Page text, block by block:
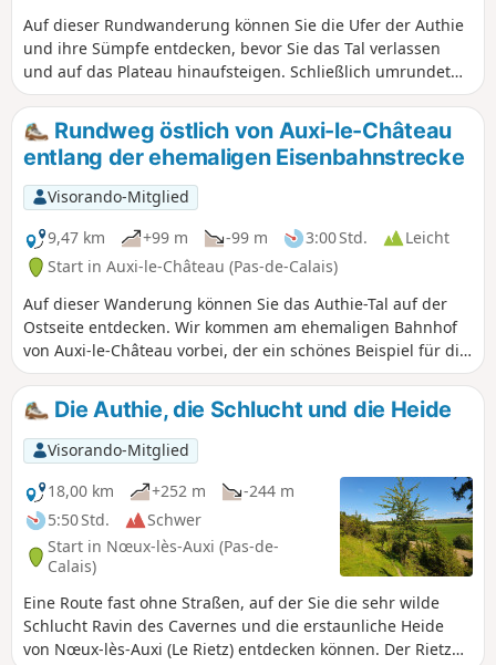
Auf dieser Rundwanderung können Sie die Ufer der Authie
und ihre Sümpfe entdecken, bevor Sie das Tal verlassen
und auf das Plateau hinaufsteigen. Schließlich umrundet
sie das Naturschutzgebiet Pâture Mille Trous. Sehr schöner
Ausblick auf Auxi-le-Château und seine denkmalgeschützte
Kirche aus dem 15. Jahrhundert.
Rundweg östlich von Auxi-le-Château
entlang der ehemaligen Eisenbahnstrecke
Visorando-Mitglied
9,47 km
+99 m -99 m 3:00 Std.
Leicht
Start in Auxi-le-Château (Pas-de-Calais)
Auf dieser Wanderung können Sie das Authie-Tal auf der
Ostseite entdecken. Wir kommen am ehemaligen Bahnhof
von Auxi-le-Château vorbei, der ein schönes Beispiel für die
Restaurierung und Umnutzung des bestehenden
Kulturerbes ist. Bemerkenswert ist auch der kleine
Soldatenfriedhof, der uns auch hier an die Schrecken des
Krieges erinnert. Genießen Sie schließlich die herrliche
Aussicht auf das Tal und die charmante Stadt Auxi.
Die Authie, die Schlucht und die Heide
Visorando-Mitglied
18,00 km
+252 m
-244 m
5:50 Std.
Schwer
Start in Nœux-lès-Auxi (Pas-de-
Calais)
Eine Route fast ohne Straßen, auf der Sie die sehr wilde
Schlucht Ravin des Cavernes und die erstaunliche Heide
von Nœux-lès-Auxi (Le Rietz) entdecken können. Der Rietz